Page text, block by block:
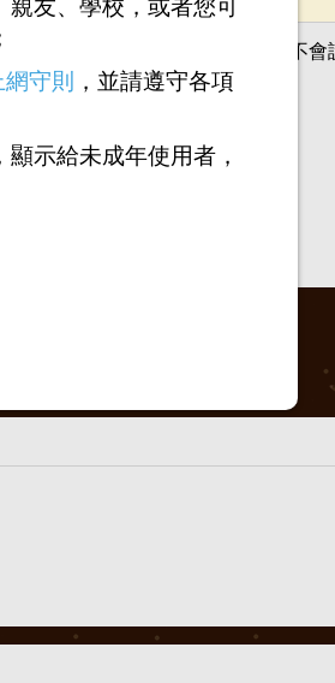
我有需求就可以快速解決，口技不會
親友、學校，或者您可
守則
，並請遵守各項
示給未成年使用者，